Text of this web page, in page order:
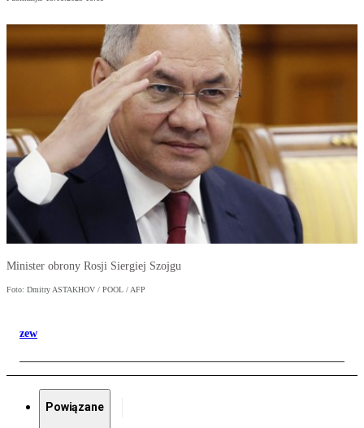
Minister obrony Rosji Siergiej Szojgu
Foto: Dmitry ASTAKHOV / POOL / AFP
zew
Powiązane